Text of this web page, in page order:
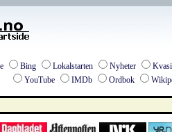
Bing Lokalstarten Nyheter
YouTube
IMDb Ordbok